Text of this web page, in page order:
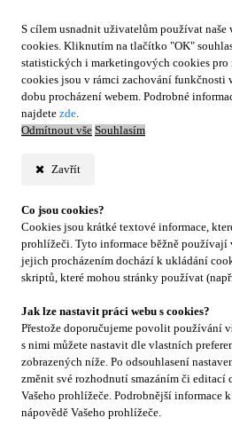
S cílem usnadnit uživatelům používat naše
cookies. Kliknutím na tlačítko "OK"
statistických i marketingových cookies pro
cookies jsou v rámci zachování funkčnosti
dobu procházení webem. Podrobné
najdete zde.
Odmítnout vše Souhlasím
Zavřít
Co jsou cookies?
Cookies jsou krátké textové informace,
prohlížeči. Tyto informace běžně používají
jejich procházením dochází k ukládání
skriptů, které mohou stránky používat
Jak lze nastavit práci webu s cookies?
Přestože doporučujeme povolit používání
s nimi můžete nastavit dle vlastních
zobrazených níže. Po odsouhlasení
změnit své rozhodnutí smazáním či editací
Vašeho prohlížeče. Podrobnější informace
nápovědě Vašeho prohlížeče.